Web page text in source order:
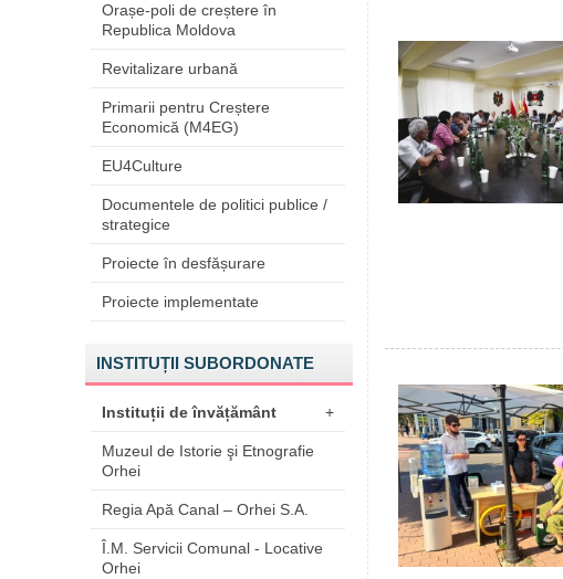
Orașe-poli de creștere în
Republica Moldova
Revitalizare urbană
Primarii pentru Creștere
Economică (M4EG)
EU4Culture
Documentele de politici publice /
strategice
Proiecte în desfășurare
Proiecte implementate
INSTITUȚII SUBORDONATE
Instituții de învățământ +
Muzeul de Istorie şi Etnografie
Orhei
Regia Apă Canal – Orhei S.A.
Î.M. Servicii Comunal - Locative
Orhei